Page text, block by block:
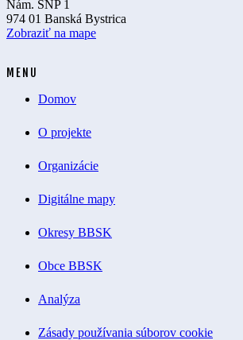
Nám. SNP 1
974 01 Banská Bystrica
Zobraziť na mape
MENU
Domov
O projekte
Organizácie
Digitálne mapy
Okresy BBSK
Obce BBSK
Analýza
Zásady používania súborov cookie